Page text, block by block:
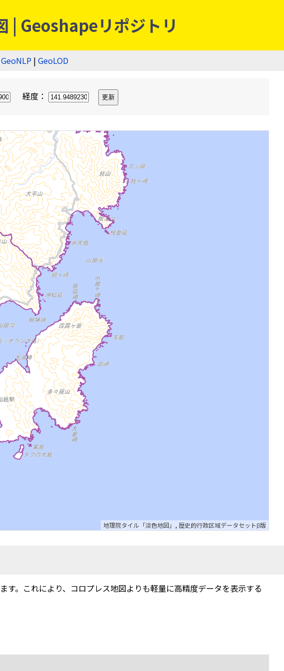
| Geoshapeリポジトリ
GeoNLP | GeoLOD
経度：
地理院タイル「淡色地図」 , 歴史的行政区域データセットβ版
す。これにより、コロプレス地図よりも軽量に高精度データを表示する